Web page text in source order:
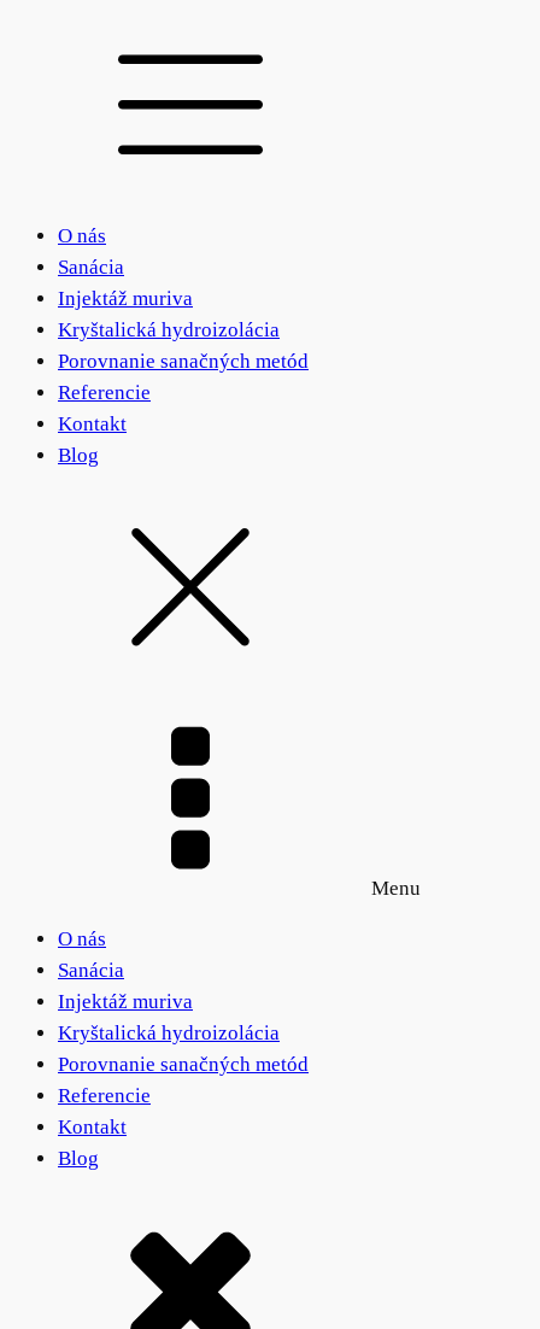
O nás
Sanácia
Injektáž muriva
Kryštalická hydroizolácia
Porovnanie sanačných metód
Referencie
Kontakt
Blog
Menu
O nás
Sanácia
Injektáž muriva
Kryštalická hydroizolácia
Porovnanie sanačných metód
Referencie
Kontakt
Blog